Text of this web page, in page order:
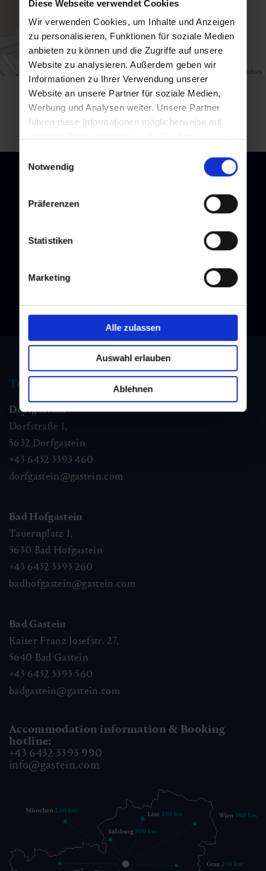
Diese Webseite verwendet Cookies
Wir verwenden Cookies, um Inhalte und Anzeigen
zu personalisieren, Funktionen für soziale Medien
anbieten zu können und die Zugriffe auf unsere
Website zu analysieren. Außerdem geben wir
Informationen zu Ihrer Verwendung unserer
Website an unsere Partner für soziale Medien,
Werbung und Analysen weiter. Unsere Partner
führen diese Informationen möglicherweise mit
Nutzung der Dienste gesammelt haben.
Einwilligungsauswahl
Notwendig
Präferenzen
Statistiken
Marketing
Alle zulassen
Auswahl erlauben
Ablehnen
Map data ©OpenStreetMap contributors
back to overview
Subscribe to our newsletter and stay up to date!
Tourist information
Dorfgastein
Dorfstraße 1,
5632 Dorfgastein
+43 6432 3393 460
dorfgastein@gastein.com
Bad Hofgastein
Tauernplatz 1,
5630 Bad Hofgastein
+43 6432 3393 260
badhofgastein@gastein.com
Bad Gastein
Kaiser Franz Josefstr. 27,
5640 Bad Gastein
+43 6432 3393 560
badgastein@gastein.com
Accommodation information & Booking
hotline:
+43 6432 3393 990
info@gastein.com